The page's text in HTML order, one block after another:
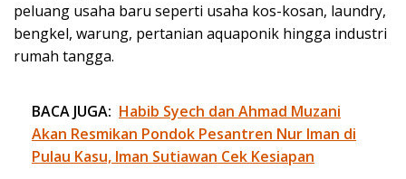
peluang usaha baru seperti usaha kos-kosan, laundry,
bengkel, warung, pertanian aquaponik hingga industri
rumah tangga.
BACA JUGA: Habib Syech dan Ahmad Muzani
Akan Resmikan Pondok Pesantren Nur Iman di
Pulau Kasu, Iman Sutiawan Cek Kesiapan